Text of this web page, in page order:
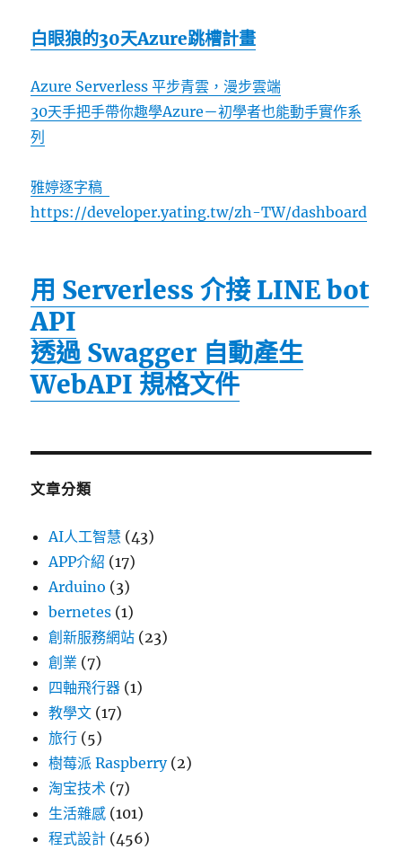
白眼狼的30天Azure跳槽計畫
Azure Serverless 平步青雲，漫步雲端
30天手把手帶你趣學Azure－初學者也能動手實作系
列
雅婷逐字稿
https://developer.yating.tw/zh-TW/dashboard
用 Serverless 介接 LINE bot
API
透過 Swagger 自動產生
WebAPI 規格文件
文章分類
AI人工智慧 (43)
APP介紹 (17)
Arduino (3)
bernetes (1)
創新服務網站 (23)
創業 (7)
四軸飛行器 (1)
教學文 (17)
旅行 (5)
樹莓派 Raspberry(2)
淘宝技术 (7)
生活雜感 (101)
程式設計 (456)